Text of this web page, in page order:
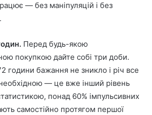
— без маніпуляцій і без
Перед будь-якою
покупкою дайте собі три доби.
години бажання не зникло і річ все
— це вже інший рівень
понад 60% імпульсивних
самостійно протягом першої